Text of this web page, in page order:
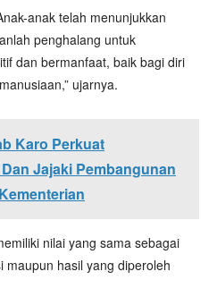
anak telah menunjukkan
penghalang untuk
dan bermanfaat, baik bagi diri
ujarnya.
Karo Perkuat
Jajaki Pembangunan
nilai yang sama sebagai
maupun hasil yang diperoleh